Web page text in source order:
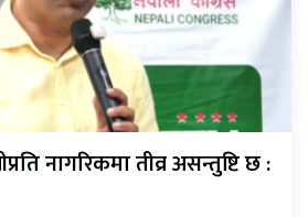
नागरिकमा तीव्र असन्तुष्टि छ :